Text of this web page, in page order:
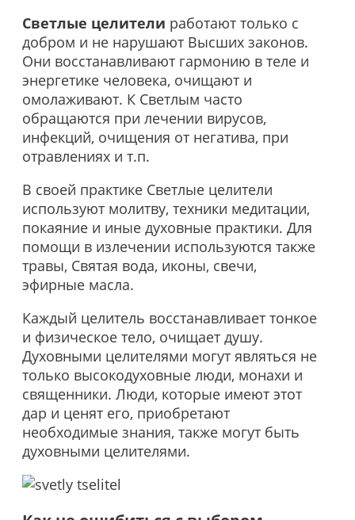
Светлые целители работают только с
добром и не нарушают Высших законов.
Они восстанавливают гармонию в теле и
энергетике человека, очищают и
омолаживают. К Светлым часто
обращаются при лечении вирусов,
инфекций, очищения от негатива, при
отравлениях и т.п.
В своей практике Светлые целители
используют молитву, техники медитации,
покаяние и иные духовные практики. Для
помощи в излечении используются также
травы, Святая вода, иконы, свечи,
эфирные масла.
Каждый целитель восстанавливает тонкое
и физическое тело, очищает душу.
Духовными целителями могут являться не
только высокодуховные люди, монахи и
священники. Люди, которые имеют этот
дар и ценят его, приобретают
необходимые знания, также могут быть
духовными целителями.